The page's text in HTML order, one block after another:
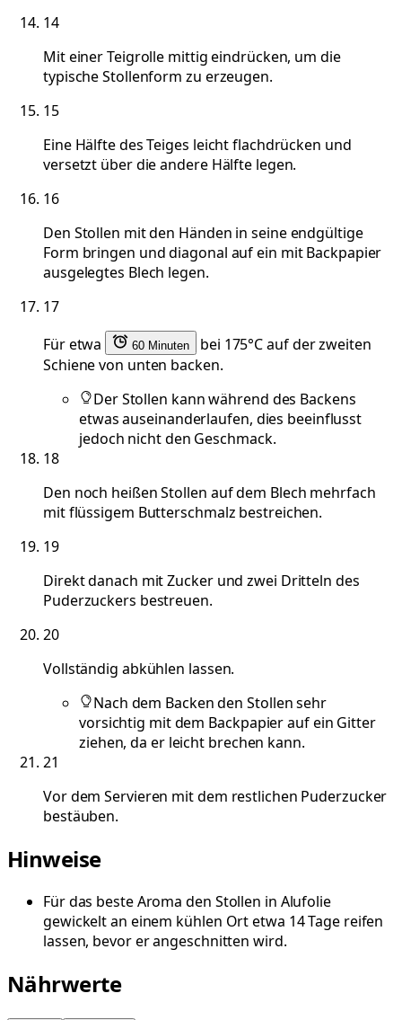
14
Mit einer Teigrolle mittig eindrücken, um die
typische Stollenform zu erzeugen.
15
Eine Hälfte des Teiges leicht flachdrücken und
versetzt über die andere Hälfte legen.
16
Den Stollen mit den Händen in seine endgültige
Form bringen und diagonal auf ein mit Backpapier
ausgelegtes Blech legen.
17
Für etwa
60 Minuten
bei 175°C auf der zweiten
Schiene von unten backen.
Der Stollen kann während des Backens
etwas auseinanderlaufen, dies beeinflusst
jedoch nicht den Geschmack.
18
Den noch heißen Stollen auf dem Blech mehrfach
mit flüssigem Butterschmalz bestreichen.
19
Direkt danach mit Zucker und zwei Dritteln des
Puderzuckers bestreuen.
20
Vollständig abkühlen lassen.
Nach dem Backen den Stollen sehr
vorsichtig mit dem Backpapier auf ein Gitter
ziehen, da er leicht brechen kann.
21
Vor dem Servieren mit dem restlichen Puderzucker
bestäuben.
Hinweise
Für das beste Aroma den Stollen in Alufolie
gewickelt an einem kühlen Ort etwa 14 Tage reifen
lassen, bevor er angeschnitten wird.
Nährwerte